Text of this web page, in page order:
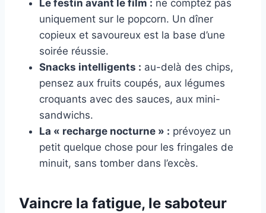
Le festin avant le film : ne comptez pas
uniquement sur le popcorn. Un dîner
copieux et savoureux est la base d’une
soirée réussie.
Snacks intelligents : au-delà des chips,
pensez aux fruits coupés, aux légumes
croquants avec des sauces, aux mini-
sandwichs.
La « recharge nocturne » : prévoyez un
petit quelque chose pour les fringales de
minuit, sans tomber dans l’excès.
Vaincre la fatigue, le saboteur